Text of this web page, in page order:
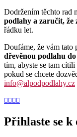
Dodržením těchto rad
podlahy a zaručit, že
řádku let.
Doufáme, že vám tato
dřevěnou podlahu
tím, abyste se tam
pokud se chcete
info@alpodpodlahy.cz
Přihlaste se k